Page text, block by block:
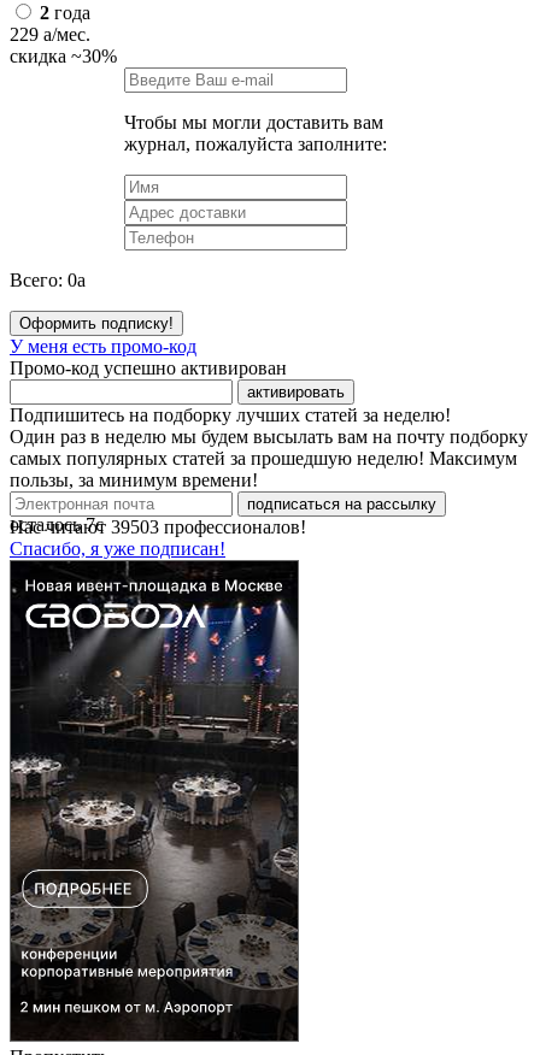
2 года
229 a/мес.
скидка ~30%
Чтобы мы могли доставить вам
журнал, пожалуйста заполните:
Всего: 0a
Оформить подписку!
У меня есть промо-код
Промо-код успешно активирован
активировать
Подпишитесь на подборку лучших статей за неделю!
Один раз в неделю мы будем высылать вам на почту подборку
самых популярных статей за прошедшую неделю! Максимум
пользы, за минимум времени!
подписаться на рассылку
Нас читают 39503 профессионалов!
Спасибо, я уже подписан!
осталось7с